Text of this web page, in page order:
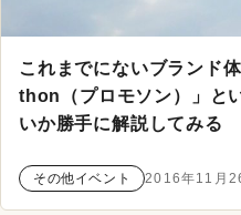
これまでにないブランド
thon（プロモソン）」と
いか勝手に解説してみる
その他イベント 2016年11月